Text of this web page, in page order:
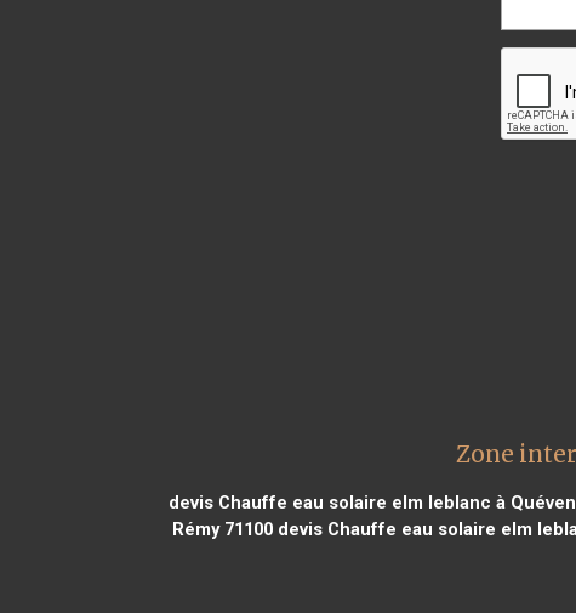
Zone
devis Chauffe eau solaire elm leblanc à Quéven
Rémy 71100devis Chauffe eau solaire elm